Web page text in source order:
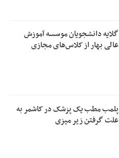
گلایه دانشجویان موسسه آموزش
عالی بهار از کلاس‌های مجازی
پلمب مطب یک پزشک در کاشمر به
علت گرفتن زیر میزی